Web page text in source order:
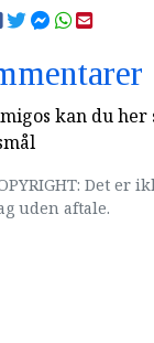
kan du
Det
uden aftale.